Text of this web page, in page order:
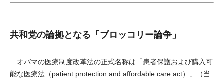
共和党の論拠となる「ブロッコリー論争」
オバマの医療制度改革法の正式名称は「患者保護および購入可
能な医療法（patient protection and affordable care act）」（当